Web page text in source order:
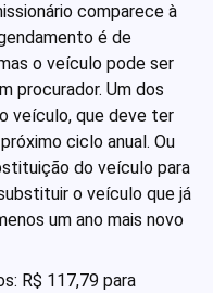
comparece à
é de
o veículo pode ser
procurador. Um dos
veículo, que deve ter
ciclo anual. Ou
do veículo para
o veículo que já
um ano mais novo
R$ 117,79 para